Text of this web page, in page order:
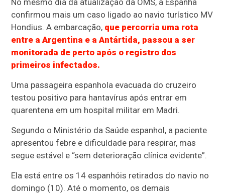
No mesmo dia da atualização da OMS, a Espanha
confirmou mais um caso ligado ao navio turístico MV
Hondius. A embarcação, que percorria uma rota
entre a Argentina e a Antártida, passou a ser
monitorada de perto após o registro dos
primeiros infectados.
Uma passageira espanhola evacuada do cruzeiro
testou positivo para hantavírus após entrar em
quarentena em um hospital militar em Madri.
Segundo o Ministério da Saúde espanhol, a paciente
apresentou febre e dificuldade para respirar, mas
segue estável e “sem deterioração clínica evidente”.
Ela está entre os 14 espanhóis retirados do navio no
domingo (10). Até o momento, os demais